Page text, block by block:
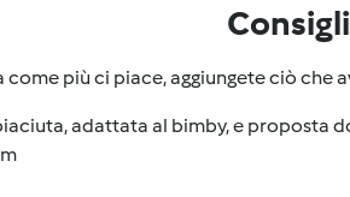
più ci piace, aggiungete ciò che
adattata al bimby, e proposta